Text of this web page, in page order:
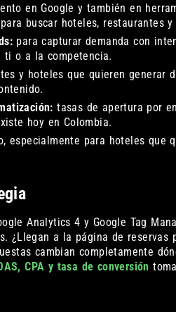
en Google y también en
buscar hoteles, restaurantes y
para capturar demanda con
ti o a la competencia.
y hoteles que quieren generar
tasas de apertura por
hoy en Colombia.
especialmente para hoteles que
Analytics 4 y Google Tag
¿Llegan a la página de
cambian completamente
CPA y tasa de conversión